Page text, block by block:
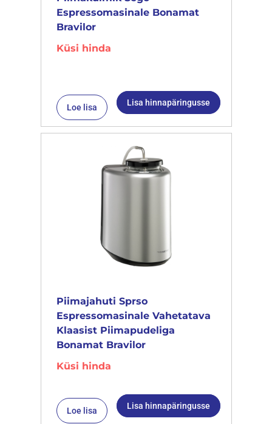
Espressomasinale Bonamat
Bravilor
Küsi hinda
Loe lisa Lisa hinnapäringusse
Piimajahuti Sprso
Espressomasinale Vahetatava
Klaasist Piimapudeliga
Bonamat Bravilor
Küsi hinda
Loe lisa Lisa hinnapäringusse